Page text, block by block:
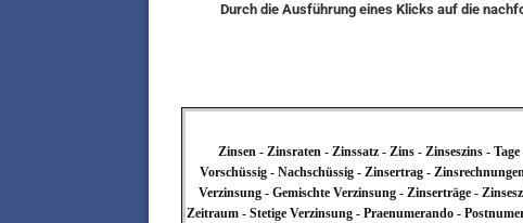
Durch die Ausführung eines Klicks auf die
Zinsen - Zinsraten - Zinssatz - Zins - Zinseszins -
Vorschüssig - Nachschüssig - Zinsertrag -
Verzinsung - Gemischte Verzinsung - Zinserträge -
Zeitraum - Stetige Verzinsung - Praenumerando -